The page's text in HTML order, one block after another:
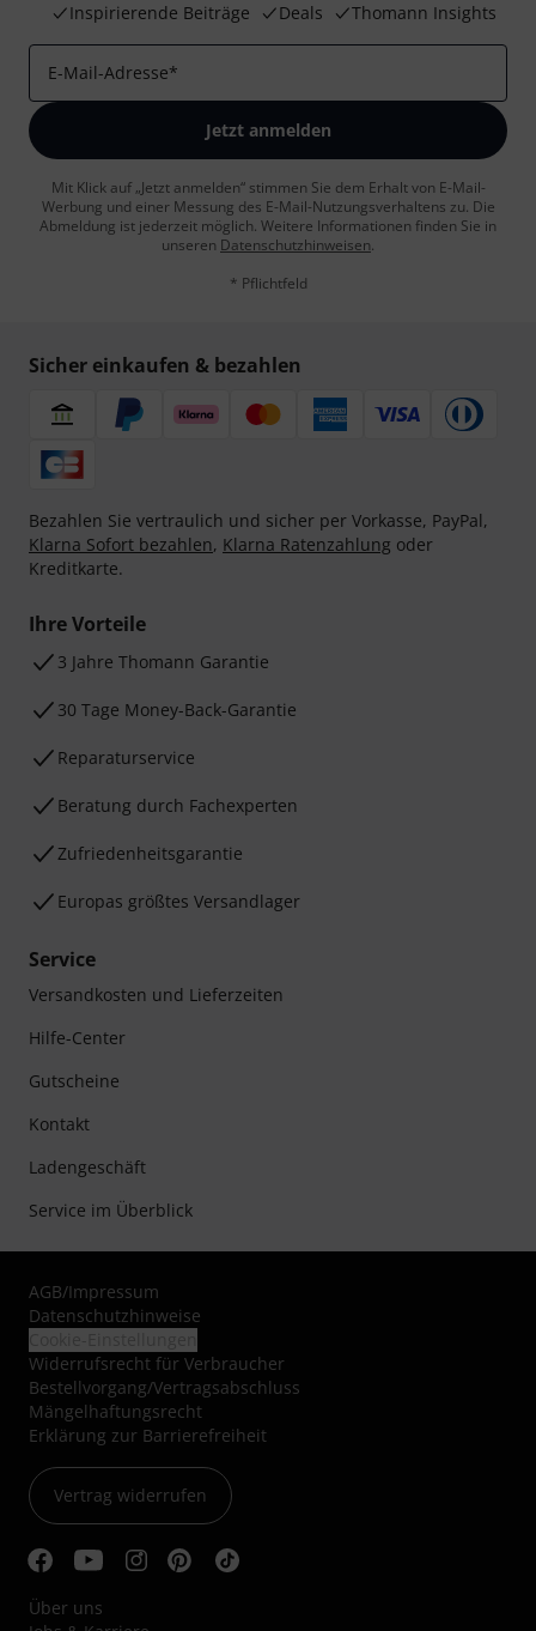
Inspirierende Beiträge
Deals Thomann Insights
E-Mail-Adresse*
Jetzt anmelden
Mit Klick auf „Jetzt anmelden“ stimmen Sie dem Erhalt von E-Mail-
Werbung und einer Messung des E-Mail-Nutzungsverhaltens zu. Die
Abmeldung ist jederzeit möglich. Weitere Informationen finden Sie in
unseren Datenschutzhinweisen.
* Pflichtfeld
Sicher einkaufen & bezahlen
Bezahlen Sie vertraulich und sicher per Vorkasse, PayPal,
Klarna Sofort bezahlen, Klarna Ratenzahlung oder
Kreditkarte.
Ihre Vorteile
3 Jahre Thomann Garantie
30 Tage Money-Back-Garantie
Reparaturservice
Beratung durch Fachexperten
Zufriedenheitsgarantie
Europas größtes Versandlager
Service
Versandkosten und Lieferzeiten
Hilfe-Center
Gutscheine
Kontakt
Ladengeschäft
Service im Überblick
AGB/Impressum
Datenschutzhinweise
Widerrufsrecht für Verbraucher
Bestellvorgang/Vertragsabschluss
Mängelhaftungsrecht
Erklärung zur Barrierefreiheit
Vertrag widerrufen
Über uns